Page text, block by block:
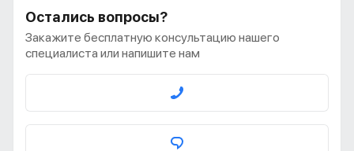
Остались вопросы?
Закажите бесплатную консультацию нашего
специалиста или напишите нам